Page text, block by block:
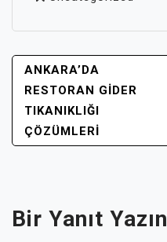
YAZI
GEZINMESI
ANKARA’DA
RESTORAN GIDER
TIKANIKLIĞI
ÇÖZÜMLERI
Bir Yanıt Yazın